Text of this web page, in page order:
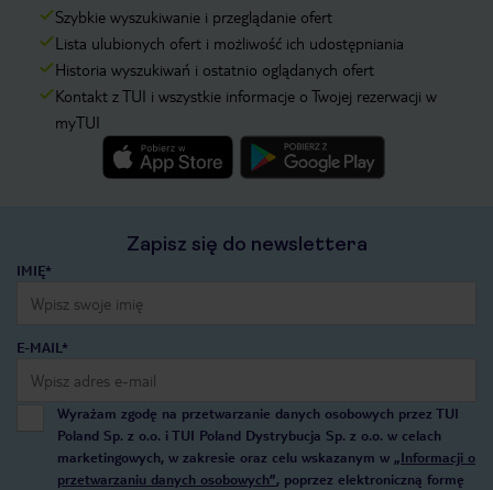
Szybkie wyszukiwanie i przeglądanie ofert
Lista ulubionych ofert i możliwość ich udostępniania
Historia wyszukiwań i ostatnio oglądanych ofert
Kontakt z TUI i wszystkie informacje o Twojej rezerwacji w
myTUI
Zapisz się do newslettera
IMIĘ*
E-MAIL*
Wyrażam zgodę na przetwarzanie danych osobowych przez TUI
Poland Sp. z o.o. i TUI Poland Dystrybucja Sp. z o.o. w celach
marketingowych, w zakresie oraz celu wskazanym w „Informacji o
przetwarzaniu danych osobowych”, poprzez elektroniczną formę